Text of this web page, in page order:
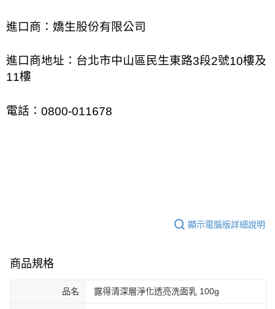
進口商：嬌生股份有限公司
進口商地址：台北市中山區民生東路3段2號10樓及
11樓
電話： 0800-011678
顯示電腦版詳細說明
商品規格
品名 露得清深層淨化透亮洗面乳 100g